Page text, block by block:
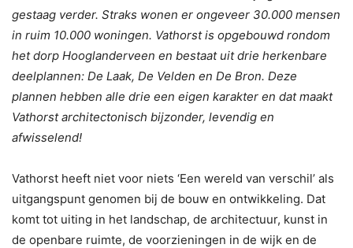
gestaag verder. Straks wonen er ongeveer 30.000 mensen
in ruim 10.000 woningen. Vathorst is opgebouwd rondom
het dorp Hooglanderveen en bestaat uit drie herkenbare
deelplannen: De Laak, De Velden en De Bron. Deze
plannen hebben alle drie een eigen karakter en dat maakt
Vathorst architectonisch bijzonder, levendig en
afwisselend!
Vathorst heeft niet voor niets ‘Een wereld van verschil’ als
uitgangspunt genomen bij de bouw en ontwikkeling. Dat
komt tot uiting in het landschap, de architectuur, kunst in
de openbare ruimte, de voorzieningen in de wijk en de